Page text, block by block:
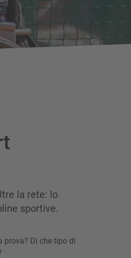
la rete: lo
sportive.
prova? Di che tipo di